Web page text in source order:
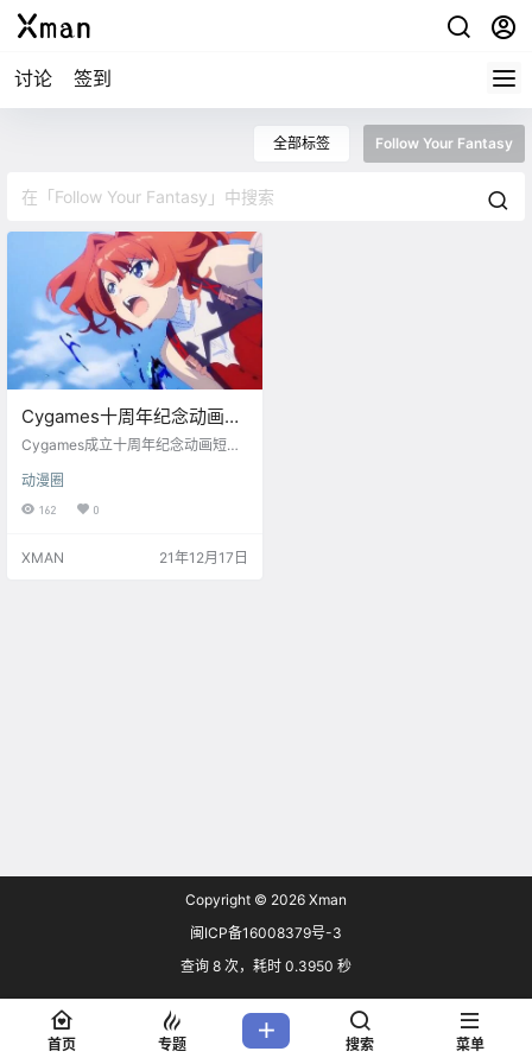
讨论 签到
全部标签 Follow Your Fantasy
Cygames十周年纪念动画
《Follow Your Fantasy》公
Cygames成立十周年纪念动画短篇
唱：May’n 【制作】 标题：『Follo
w Your Fantasy』 监督：山本健 作
CygamesPictures 摄影：MADBOX
动漫圈
162 0
XMAN 21年12月17日
Copyright © 2026 Xman
闽ICP备16008379号-3
查询 8 次，耗时 0.3950 秒
首页 专题 搜索 菜单